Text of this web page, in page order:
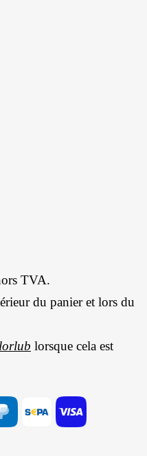
TVA.
du panier et lors du
lorsque cela est